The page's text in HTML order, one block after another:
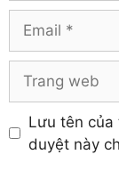
web
Lưu tên của
duyệt này